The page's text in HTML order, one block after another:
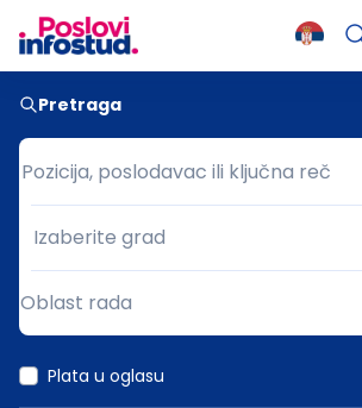
Pretraga
Pozicija, poslodavac ili ključna reč
Pozicija, poslodavac ili ključna reč
Grad
Izaberite grad
Oblast rada
Plata u oglasu